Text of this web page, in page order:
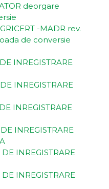
deorgare
-MADR rev.
de conversie
INREGISTRARE
INREGISTRARE
INREGISTRARE
INREGISTRARE
INREGISTRARE
INREGISTRARE